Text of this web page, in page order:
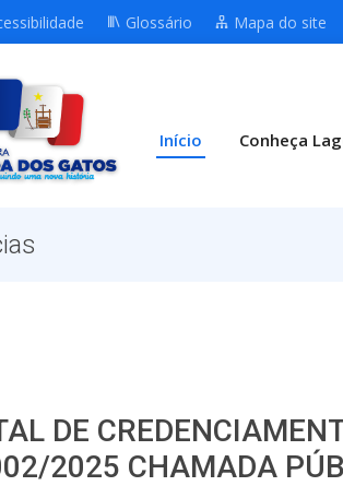
Glossário Mapa do site
Início Conheça
DE
2025 CHAMADA